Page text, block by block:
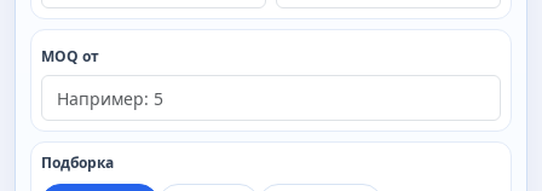
MOQ от
Подборка